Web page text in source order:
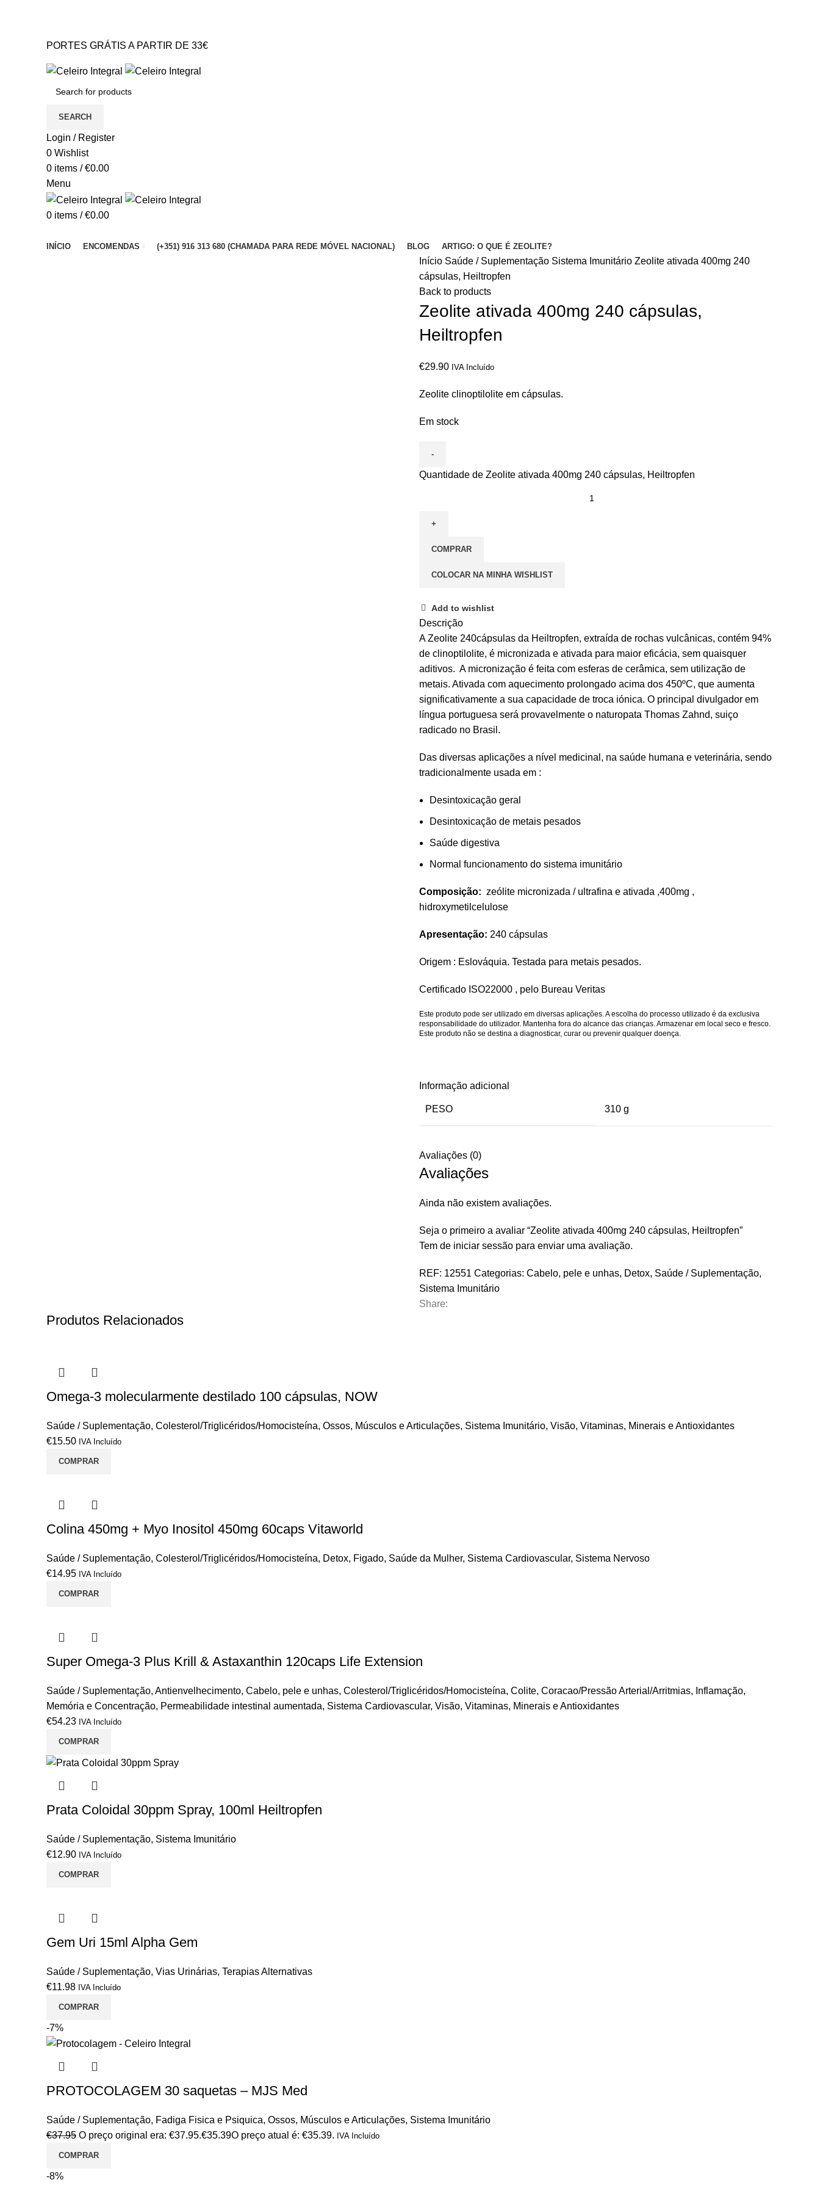
PORTES GRÁTIS A PARTIR DE 33€
SEARCH
Login / Register
0 Wishlist
0 items / €0.00
Menu
0 items / €0.00
INÍCIO ENCOMENDAS (+351) 916 313 680 (CHAMADA PARA REDE MÓVEL NACIONAL) BLOG ARTIGO: O QUE É ZEOLITE?
Início Saúde / Suplementação Sistema Imunitário Zeolite ativada 400mg 240
cápsulas, Heiltropfen
Back to products
Zeolite ativada 400mg 240 cápsulas,
Heiltropfen
€29.90 IVA Incluído
Zeolite clinoptilolite em cápsulas.
Em stock
Quantidade de Zeolite ativada 400mg 240 cápsulas, Heiltropfen
COMPRAR
COLOCAR NA MINHA WISHLIST
Add to wishlist
Descrição
A Zeolite 240cápsulas da Heiltropfen, extraída de rochas vulcânicas, contém 94%
de clinoptilolite, é micronizada e ativada para maior eficácia, sem quaisquer
aditivos. A micronização é feita com esferas de cerâmica, sem utilização de
metais. Ativada com aquecimento prolongado acima dos 450ºC, que aumenta
significativamente a sua capacidade de troca iónica. O principal divulgador em
língua portuguesa será provavelmente o naturopata Thomas Zahnd, suiço
radicado no Brasil.
Das diversas aplicações a nível medicinal, na saúde humana e veterinária, sendo
tradicionalmente usada em :
Desintoxicação geral
Desintoxicação de metais pesados
Saúde digestiva
Normal funcionamento do sistema imunitário
Composição: zeólite micronizada / ultrafina e ativada ,400mg ,
hidroxymetilcelulose
Apresentação: 240 cápsulas
Origem : Eslováquia. Testada para metais pesados.
Certificado ISO22000 , pelo Bureau Veritas
Este produto pode ser utilizado em diversas aplicações. A escolha do processo utilizado é da exclusiva
responsabilidade do utilizador. Mantenha fora do alcance das crianças. Armazenar em local seco e fresco.
Este produto não se destina a diagnosticar, curar ou prevenir qualquer doença.
Informação adicional
PESO 310 g
Avaliações (0)
Avaliações
Ainda não existem avaliações.
Seja o primeiro a avaliar “Zeolite ativada 400mg 240 cápsulas, Heiltropfen”
Tem de iniciar sessão para enviar uma avaliação.
REF: 12551 Categorias: Cabelo, pele e unhas, Detox, Saúde / Suplementação,
Sistema Imunitário
Share:
Produtos Relacionados
Omega-3 molecularmente destilado 100 cápsulas, NOW
Saúde / Suplementação, Colesterol/Triglicéridos/Homocisteína, Ossos, Músculos e Articulações, Sistema Imunitário, Visão, Vitaminas, Minerais e Antioxidantes
€15.50 IVA Incluído
COMPRAR
Colina 450mg + Myo Inositol 450mg 60caps Vitaworld
Saúde / Suplementação, Colesterol/Triglicéridos/Homocisteína, Detox, Figado, Saúde da Mulher, Sistema Cardiovascular, Sistema Nervoso
€14.95 IVA Incluído
COMPRAR
Super Omega-3 Plus Krill & Astaxanthin 120caps Life Extension
Saúde / Suplementação, Antienvelhecimento, Cabelo, pele e unhas, Colesterol/Triglicéridos/Homocisteína, Colite, Coracao/Pressão Arterial/Arritmias, Inflamação,
Memória e Concentração, Permeabilidade intestinal aumentada, Sistema Cardiovascular, Visão, Vitaminas, Minerais e Antioxidantes
€54.23 IVA Incluído
COMPRAR
Prata Coloidal 30ppm Spray, 100ml Heiltropfen
Saúde / Suplementação, Sistema Imunitário
€12.90 IVA Incluído
COMPRAR
Gem Uri 15ml Alpha Gem
Saúde / Suplementação, Vias Urinárias, Terapias Alternativas
€11.98 IVA Incluído
COMPRAR
-7%
PROTOCOLAGEM 30 saquetas – MJS Med
Saúde / Suplementação, Fadiga Fisica e Psiquica, Ossos, Músculos e Articulações, Sistema Imunitário
€37.95 O preço original era: €37.95.€35.39O preço atual é: €35.39. IVA Incluído
COMPRAR
-8%